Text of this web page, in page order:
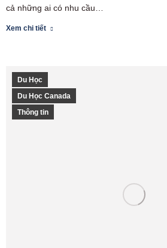
cả những ai có nhu cầu…
Xem chi tiết
Du Học
Du Học Canada
Thông tin